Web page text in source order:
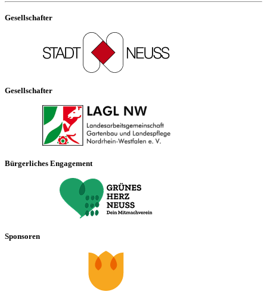
Gesellschafter
Gesellschafter
Bürgerliches Engagement
Sponsoren